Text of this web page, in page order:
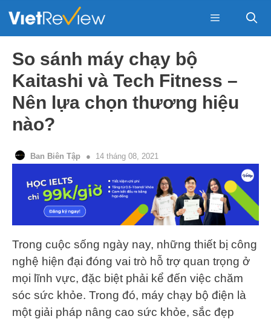
So sánh máy chạy bộ
Kaitashi và Tech Fitness –
Nên lựa chọn thương hiệu
nào?
Ban Biên Tập 14 tháng 08, 2021
Trong cuộc sống ngày nay, những thiết bị công
nghệ hiện đại đóng vai trò hỗ trợ quan trọng ở
mọi lĩnh vực, đặc biệt phải kể đến việc chăm
sóc sức khỏe. Trong đó, máy chạy bộ điện là
một giải pháp nâng cao sức khỏe, sắc đẹp